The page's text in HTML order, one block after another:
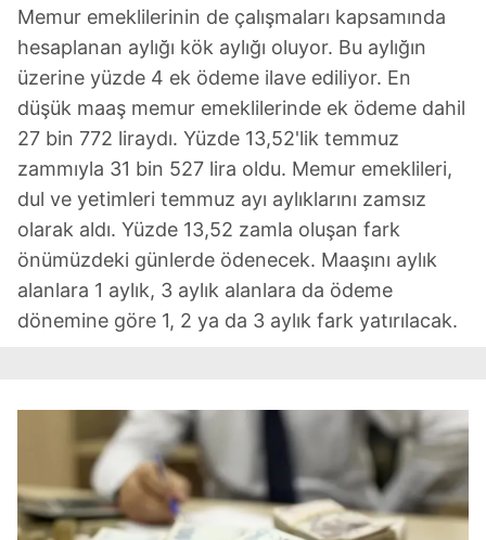
Memur emeklilerinin de çalışmaları kapsamında
hesaplanan aylığı kök aylığı oluyor. Bu aylığın
üzerine yüzde 4 ek ödeme ilave ediliyor. En
düşük maaş memur emeklilerinde ek ödeme dahil
27 bin 772 liraydı. Yüzde 13,52'lik temmuz
zammıyla 31 bin 527 lira oldu. Memur emeklileri,
dul ve yetimleri temmuz ayı aylıklarını zamsız
olarak aldı. Yüzde 13,52 zamla oluşan fark
önümüzdeki günlerde ödenecek. Maaşını aylık
alanlara 1 aylık, 3 aylık alanlara da ödeme
dönemine göre 1, 2 ya da 3 aylık fark yatırılacak.